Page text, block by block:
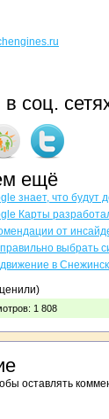
соц.
ещё
знает, что будут
Карты
от
правильно выбрать
в
1 808
оставлять